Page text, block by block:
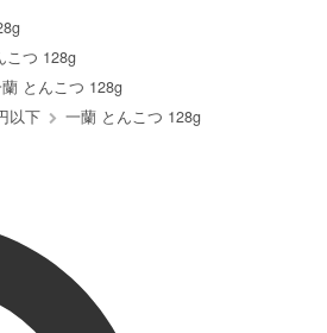
こつ 128g
とんこつ 128g
以下 一蘭 とんこつ 128g